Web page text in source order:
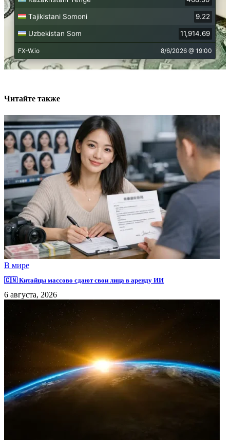
Читайте также
В мире
🇨🇳 Китайцы массово сдают свои лица в аренду ИИ
6 августа, 2026